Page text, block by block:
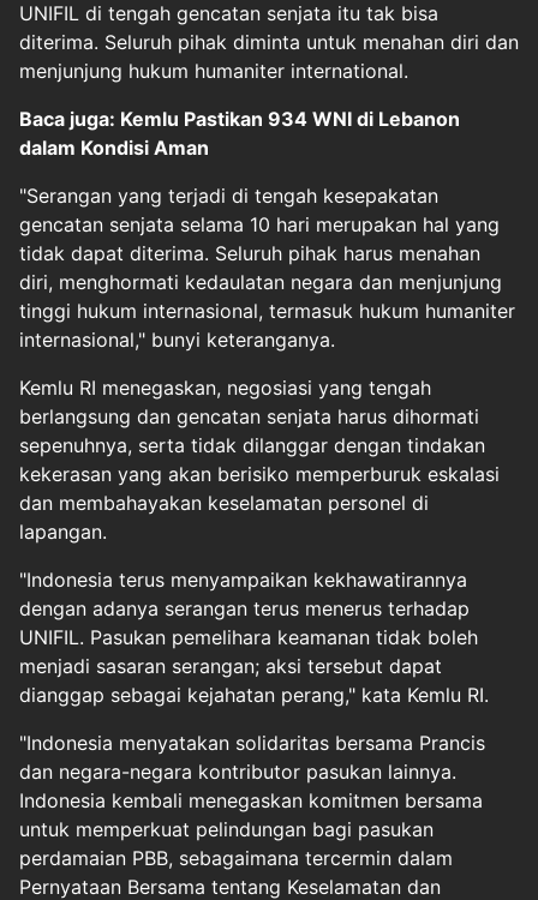
UNIFIL di tengah gencatan senjata itu tak bisa
diterima. Seluruh pihak diminta untuk menahan diri dan
menjunjung hukum humaniter international.
Baca juga: Kemlu Pastikan 934 WNI di Lebanon
dalam Kondisi Aman
"Serangan yang terjadi di tengah kesepakatan
gencatan senjata selama 10 hari merupakan hal yang
tidak dapat diterima. Seluruh pihak harus menahan
diri, menghormati kedaulatan negara dan menjunjung
tinggi hukum internasional, termasuk hukum humaniter
internasional," bunyi keteranganya.
Kemlu RI menegaskan, negosiasi yang tengah
berlangsung dan gencatan senjata harus dihormati
sepenuhnya, serta tidak dilanggar dengan tindakan
kekerasan yang akan berisiko memperburuk eskalasi
dan membahayakan keselamatan personel di
lapangan.
"Indonesia terus menyampaikan kekhawatirannya
dengan adanya serangan terus menerus terhadap
UNIFIL. Pasukan pemelihara keamanan tidak boleh
menjadi sasaran serangan; aksi tersebut dapat
dianggap sebagai kejahatan perang," kata Kemlu RI.
"Indonesia menyatakan solidaritas bersama Prancis
dan negara-negara kontributor pasukan lainnya.
Indonesia kembali menegaskan komitmen bersama
untuk memperkuat pelindungan bagi pasukan
perdamaian PBB, sebagaimana tercermin dalam
Pernyataan Bersama tentang Keselamatan dan